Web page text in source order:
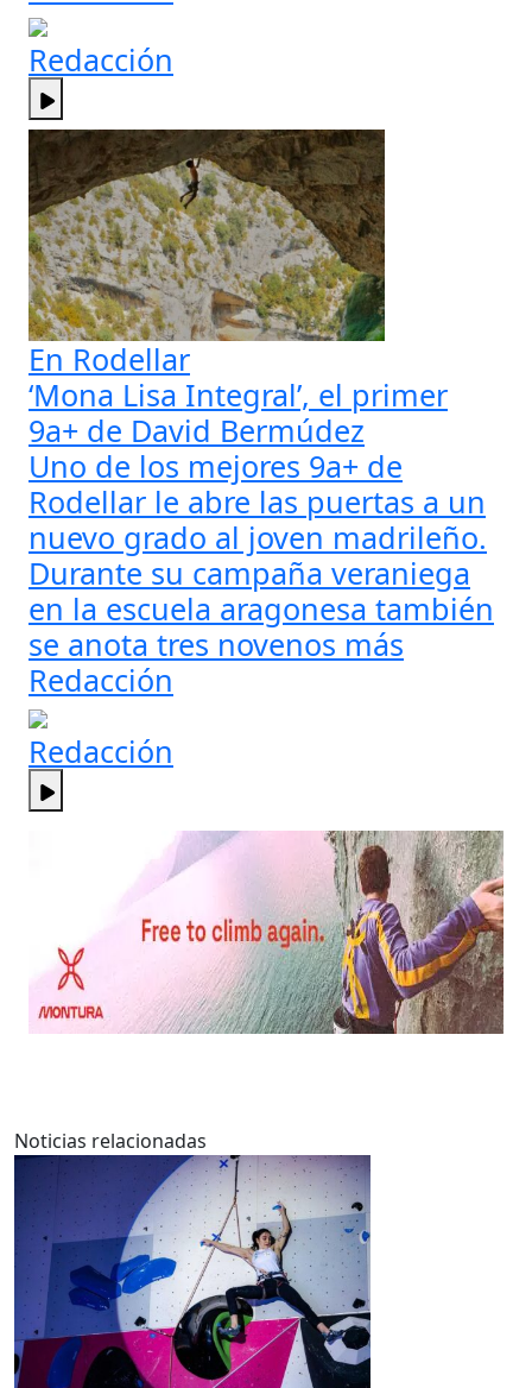
Redacción
En Rodellar
‘Mona Lisa Integral’, el primer
9a+ de David Bermúdez
Uno de los mejores 9a+ de
Rodellar le abre las puertas a un
nuevo grado al joven madrileño.
Durante su campaña veraniega
en la escuela aragonesa también
se anota tres novenos más
Redacción
Redacción
Noticias relacionadas